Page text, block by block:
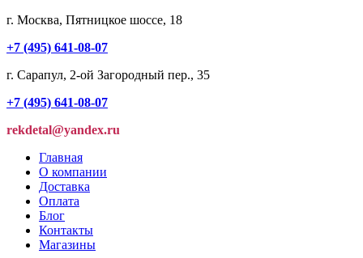
г. Москва, Пятницкое шоссе, 18
+7 (495) 641-08-07
г. Сарапул, 2-ой Загородный пер., 35
+7 (495) 641-08-07
rekdetal@yandex.ru
Главная
О компании
Доставка
Оплата
Блог
Контакты
Магазины